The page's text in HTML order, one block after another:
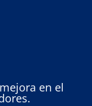
en el